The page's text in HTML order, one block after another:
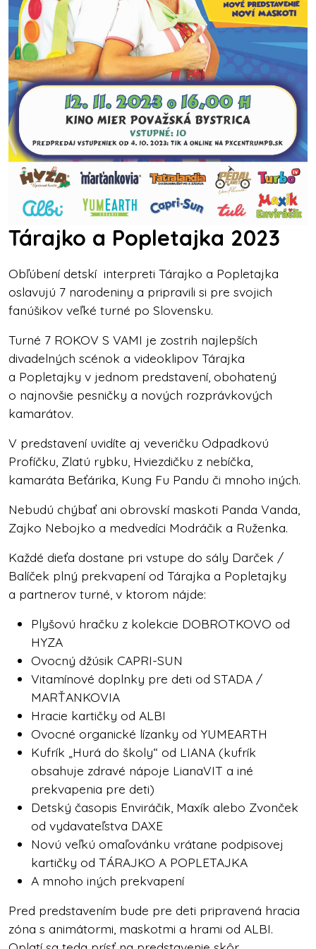
Tárajko a Popletajka 2023
Obľúbení detskí interpreti Tárajko a Popletajka
oslavujú 7 narodeniny a pripravili si pre svojich
fanúšikov veľké turné po Slovensku.
Turné 7 ROKOV S VAMI je zostrih najlepších
divadelných scénok a videoklipov Tárajka
a Popletajky v jednom predstavení, obohatený
o najnovšie pesničky a nových rozprávkových
kamarátov.
V predstavení uvidíte aj veveričku Odpadkovú
Profíčku, Zlatú rybku, Hviezdičku z nebíčka,
kamaráta Beťárika, Kung Fu Pandu či mnoho iných.
Nebudú chýbať ani obrovskí maskoti Panda Vanda,
Zajko Nebojko a medvedíci Modráčik a Ruženka.
Každé dieťa dostane pri vstupe do sály Darček /
Balíček plný prekvapení od Tárajka a Popletajky
a partnerov turné, v ktorom nájde:
Plyšovú hračku z kolekcie DOBROTKOVO od
HYZA
Ovocný džúsik CAPRI-SUN
Vitamínové doplnky pre deti od STADA /
MARŤANKOVIA
Hracie kartičky od ALBI
Ovocné organické lízanky od YUMEARTH
Kufrík „Hurá do školy“ od LIANA (kufrík
obsahuje zdravé nápoje LianaVIT a iné
prekvapenia pre deti)
Detský časopis Enviráčik, Maxík alebo Zvonček
od vydavateľstva DAXE
Novú veľkú omaľovánku vrátane podpisovej
kartičky od TÁRAJKO A POPLETAJKA
A mnoho iných prekvapení
Pred predstavením bude pre deti pripravená hracia
zóna s animátormi, maskotmi a hrami od ALBI.